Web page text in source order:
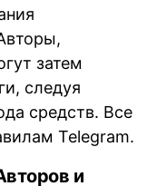
затем
следуя
средств. Все
Telegram.
и